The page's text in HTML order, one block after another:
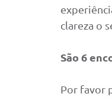
clareza o
São 6
Por favor